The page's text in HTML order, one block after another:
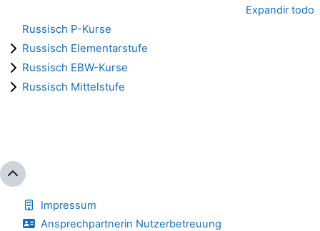
Expandir todo
Russisch P-Kurse
Russisch Elementarstufe
Russisch EBW-Kurse
Russisch Mittelstufe
Impressum
Ansprechpartnerin Nutzerbetreuung